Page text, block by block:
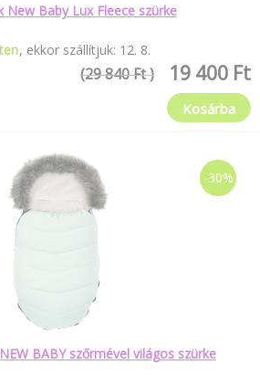
New Baby Lux Fleece szürke
ekkor szállítjuk: 12. 8.
19 400 Ft
(29 840 Ft )
Kosárba
-30%
BABY szőrmével világos szürke